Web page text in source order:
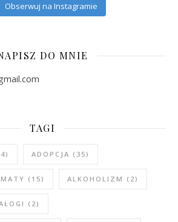
Obserwuj na Instagramie
DO MNIE
TAGI
ADOPCJA (35)
(15) ALKOHOLIZM (2)
(2)